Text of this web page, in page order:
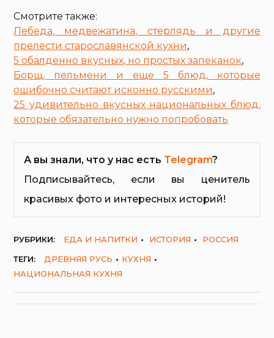
Смотрите также:
Лебеда, медвежатина, стерлядь и другие
прелести старославянской кухни,
5 обалденно вкусных, но простых запеканок,
Борщ, пельмени и еще 5 блюд, которые
ошибочно считают исконно русскими,
25 удивительно вкусных национальных блюд,
которые обязательно нужно попробовать
А вы знали, что у нас есть Telegram?
Подписывайтесь, если вы ценитель
красивых фото и интересных историй!
РУБРИКИ: ЕДА И НАПИТКИ ИСТОРИЯ
РОССИЯ
ТЕГИ:
ДРЕВНЯЯ РУСЬ
КУХНЯ
НАЦИОНАЛЬНАЯ КУХНЯ